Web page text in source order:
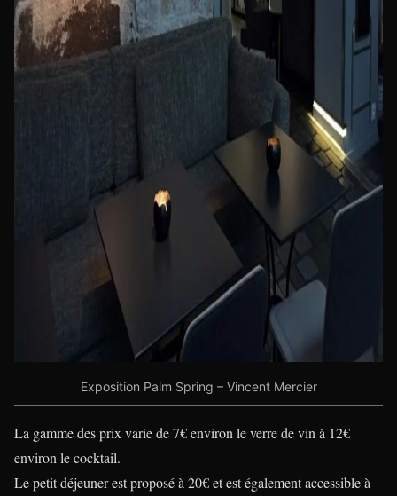
Exposition Palm Spring – Vincent Mercier
La gamme des prix varie de 7€ environ le verre de vin à 12€
environ le cocktail.
Le petit déjeuner est proposé à 20€ et est également accessible à